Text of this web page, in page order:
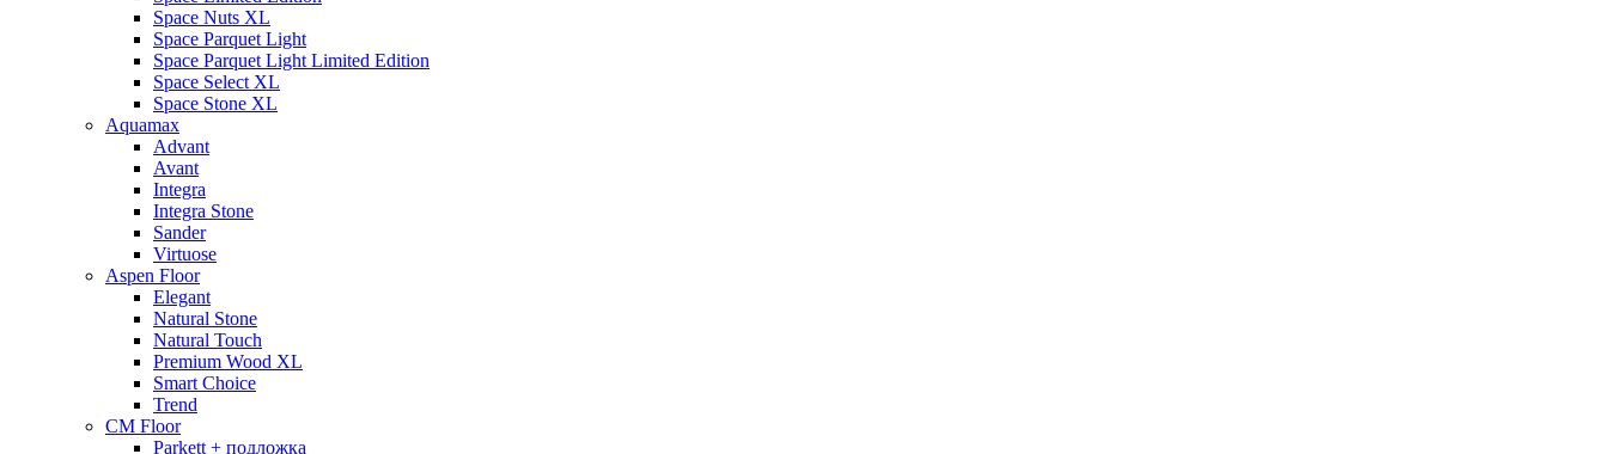
Space Nuts XL
Space Parquet Light
Space Parquet Light Limited Edition
Space Select XL
Space Stone XL
Aquamax
Advant
Avant
Integra
Integra Stone
Sander
Virtuose
Aspen Floor
Elegant
Natural Stone
Natural Touch
Premium Wood XL
Smart Choice
Trend
CM Floor
Parkett + подложка